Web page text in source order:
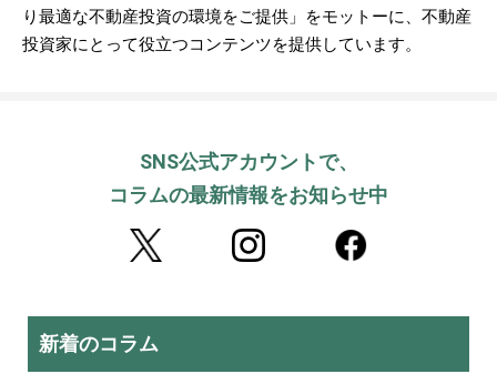
り最適な不動産投資の環境をご提供」をモットーに、不動産
投資家にとって役立つコンテンツを提供しています。
SNS公式アカウントで、
コラムの最新情報をお知らせ中
新着のコラム